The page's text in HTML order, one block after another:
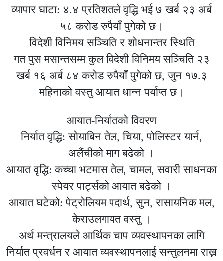
व्यापार घाटा: ४.४ प्रतिशतले वृद्धि भई ७ खर्ब २३ अर्ब
५८ करोड रुपैयाँ पुगेको छ।
विदेशी विनिमय सञ्चिति र शोधनान्तर स्थिति
गत पुस मसान्तसम्म कुल विदेशी विनिमय सञ्चिति २३
खर्ब १६ अर्ब ८४ करोड रुपैयाँ पुगेको छ, जुन १७.३
महिनाको वस्तु आयात धान्न पर्याप्त छ।
आयात-निर्यातको विवरण
निर्यात वृद्धि: सोयाबिन तेल, चिया, पोलिस्टर यार्न,
अलैंचीको माग बढेको ।
आयात वृद्धि: कच्चा भटमास तेल, चामल, सवारी साधनका
स्पेयर पार्ट्सको आयात बढेको ।
आयात घटेको: पेट्रोलियम पदार्थ, सुन, रासायनिक मल,
केराउलगायत वस्तु ।
अर्थ मन्त्रालयले आर्थिक चाप व्यवस्थापनका लागि
निर्यात प्रवर्धन र आयात व्यवस्थापनलाई सन्तुलनमा राख्न